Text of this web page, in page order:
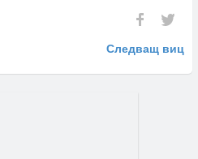
Следващ виц